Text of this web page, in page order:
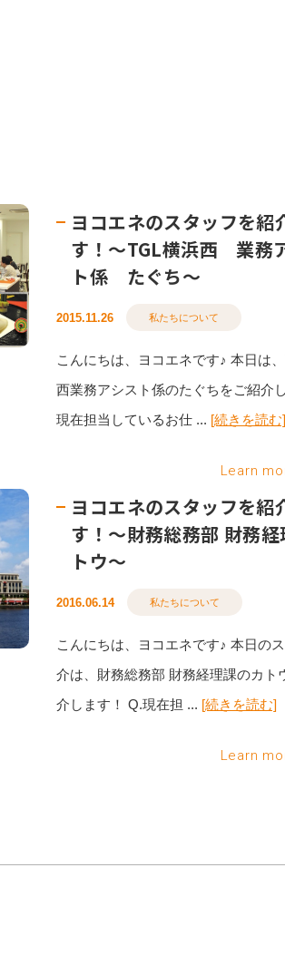
ヨコエネのスタッフを紹
す！〜TGL横浜西 業務
ト係 たぐち〜
2015.11.26 私たちについて
こんにちは、ヨコエネです♪ 本日は
西業務アシスト係のたぐちをご紹介し
現在担当しているお仕 ... [続きを読む]
Learn
ヨコエネのスタッフを紹
す！〜財務総務部 財務経
トウ〜
2016.06.14 私たちについて
こんにちは、ヨコエネです♪ 本日の
介は、財務総務部 財務経理課のカト
介します！ Q.現在担 ... [続きを読む]
Learn